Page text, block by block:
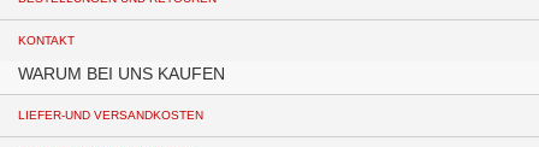
KONTAKT
WARUM BEI UNS KAUFEN
LIEFER-UND VERSANDKOSTEN